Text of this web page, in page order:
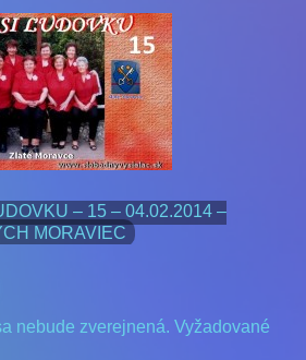
– 15 – 04.02.2014 –
MORAVIEC
nebude zverejnená. Vyžadované